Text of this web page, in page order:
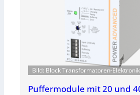
Bild: Block Transformatoren-
Puffermodule mit 20 und